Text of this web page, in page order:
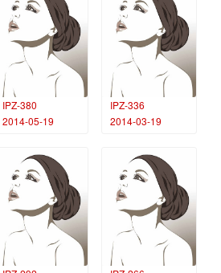
IPZ-380
2014-05-19
IPZ-336
2014-03-19